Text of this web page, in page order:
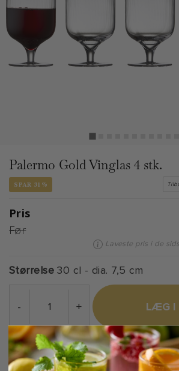
Palermo Gold Vinglas 4 stk.
SPAR 31%
Pris
Før
Laveste pris i de
Størrelse 30 cl - dia. 7,5 cm
- + LÆG I
På